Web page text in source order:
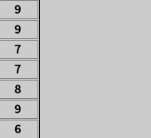
9
9
7
7
8
9
6